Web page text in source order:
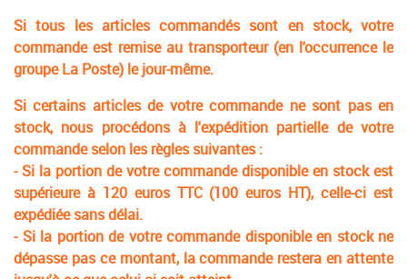
Si tous les articles commandés sont en stock, votre
commande est remise au transporteur (en l'occurrence le
groupe La Poste) le jour-même.
Si certains articles de votre commande ne sont pas en
stock, nous procédons à l'expédition partielle de votre
commande selon les règles suivantes :
- Si la portion de votre commande disponible en stock est
supérieure à 120 euros TTC (100 euros HT), celle-ci est
expédiée sans délai.
- Si la portion de votre commande disponible en stock ne
dépasse pas ce montant, la commande restera en attente